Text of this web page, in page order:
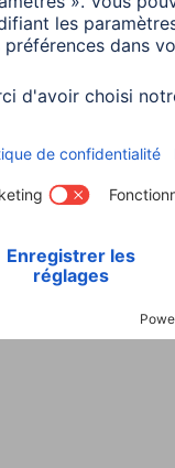
et Securité